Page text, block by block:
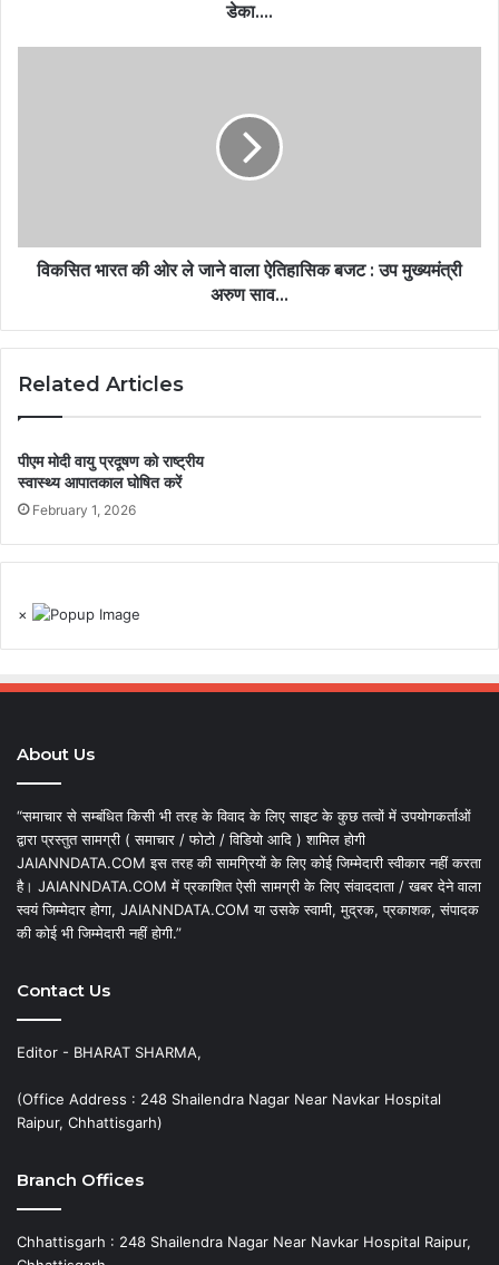
डेका….
विकसित भारत की ओर ले जाने वाला ऐतिहासिक बजट : उप मुख्यमंत्री
अरुण साव…
Related Articles
पीएम मोदी वायु प्रदूषण को राष्ट्रीय
स्वास्थ्य आपातकाल घोषित करें
February 1, 2026
×
About Us
“समाचार से सम्बंधित किसी भी तरह के विवाद के लिए साइट के कुछ तत्वों में उपयोगकर्ताओं
द्वारा प्रस्तुत सामग्री ( समाचार / फोटो / विडियो आदि ) शामिल होगी
JAIANNDATA.COM इस तरह की सामग्रियों के लिए कोई जिम्मेदारी स्वीकार नहीं करता
है। JAIANNDATA.COM में प्रकाशित ऐसी सामग्री के लिए संवाददाता / खबर देने वाला
स्वयं जिम्मेदार होगा, JAIANNDATA.COM या उसके स्वामी, मुद्रक, प्रकाशक, संपादक
की कोई भी जिम्मेदारी नहीं होगी.”
Contact Us
Editor - BHARAT SHARMA,
(Office Address : 248 Shailendra Nagar Near Navkar Hospital
Raipur, Chhattisgarh)
Branch Offices
Chhattisgarh : 248 Shailendra Nagar Near Navkar Hospital Raipur,